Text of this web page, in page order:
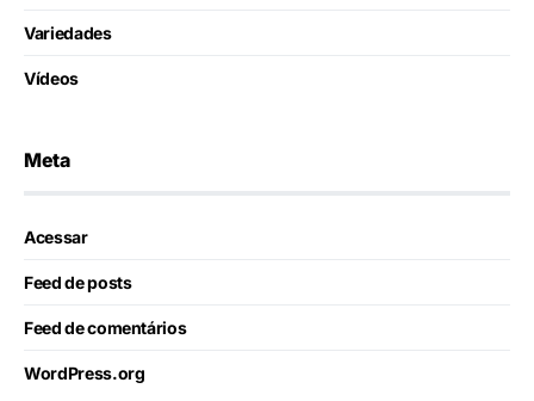
Variedades
Vídeos
Meta
Acessar
Feed de posts
Feed de comentários
WordPress.org